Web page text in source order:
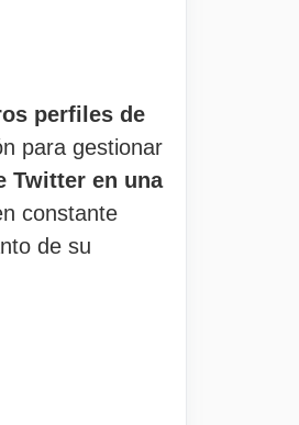
perfiles de
para gestionar
Twitter en una
constante
de su